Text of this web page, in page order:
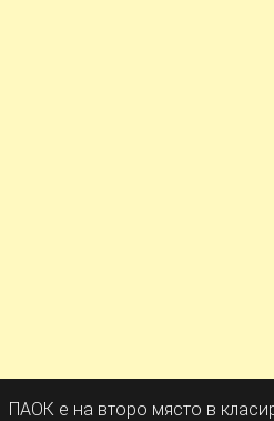
ПАОК е на второ място в